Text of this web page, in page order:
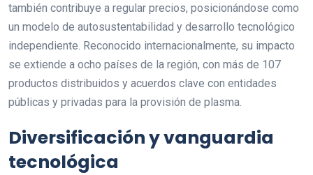
también contribuye a regular precios, posicionándose como
un modelo de autosustentabilidad y desarrollo tecnológico
independiente. Reconocido internacionalmente, su impacto
se extiende a ocho países de la región, con más de 107
productos distribuidos y acuerdos clave con entidades
públicas y privadas para la provisión de plasma.
Diversificación y vanguardia
tecnológica